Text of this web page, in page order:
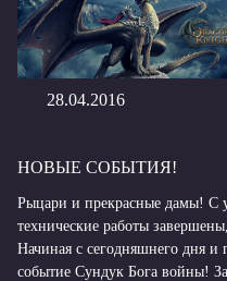
28.04.2016
НОВЫЕ СОБЫТИЯ!
Рыцари и прекрасные дамы! С
технические работы
Начиная с сегодняшнего дня и
событие Сундук Бога войны!